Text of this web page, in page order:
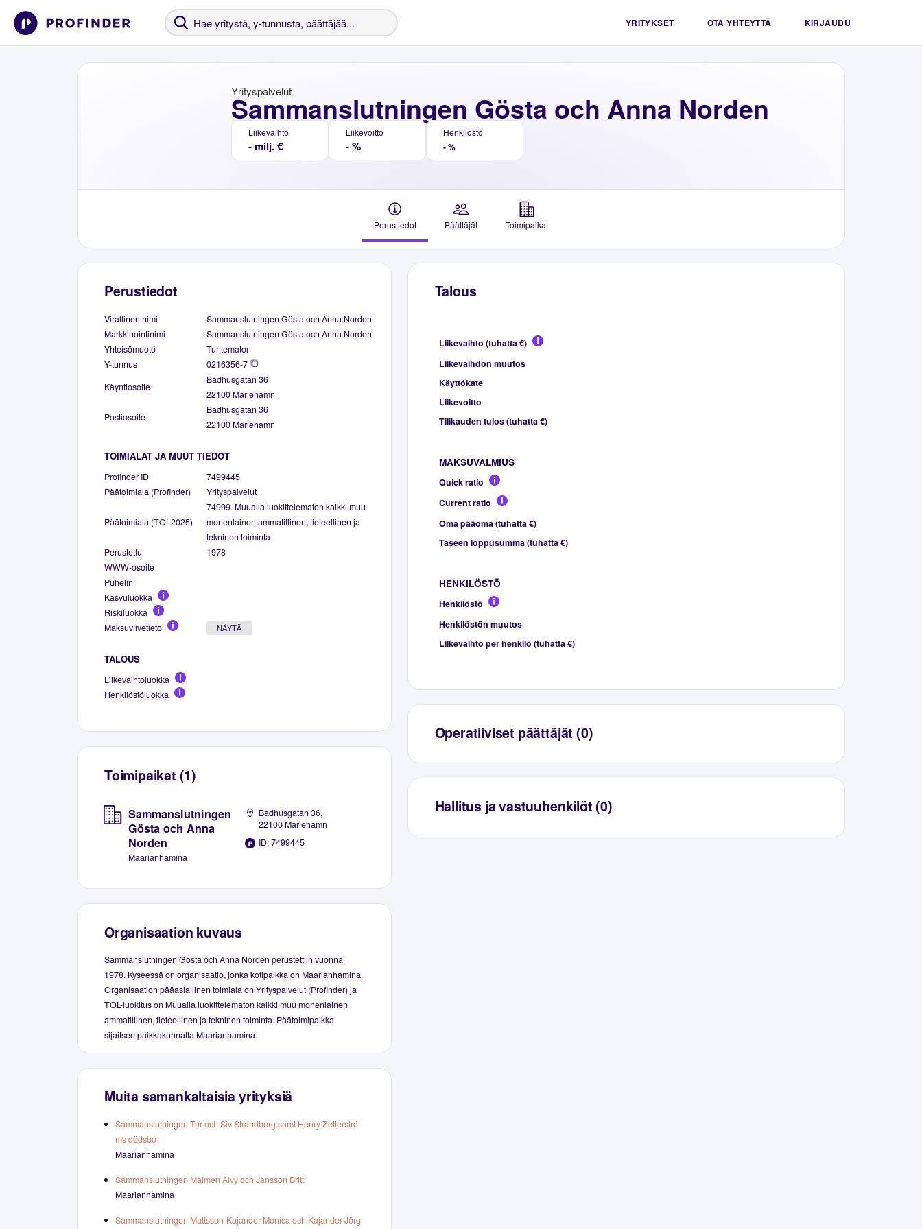
YRITYKSET OTA YHTEYTTÄ KIRJAUDU
Sammanslutningen Gösta och Anna Norden
Yrityspalvelut
Liikevaihto
- milj. €
Liikevoitto
- %
Henkilöstö
- %
Perustiedot Päättäjät Toimipaikat
Perustiedot
Virallinen nimi
Sammanslutningen Gösta och Anna Norden
Markkinointinimi
Sammanslutningen Gösta och Anna Norden
Yhteisömuoto
Tuntematon
Y-tunnus
0216356-7
Käyntiosoite
Badhusgatan 36
22100 Mariehamn
Postiosoite
Badhusgatan 36
22100 Mariehamn
TOIMIALAT JA MUUT TIEDOT
Profinder ID
7499445
Päätoimiala (Profinder)
Yrityspalvelut
Päätoimiala (TOL2025)
74999. Muualla luokittelematon kaikki muu
monenlainen ammatillinen, tieteellinen ja
tekninen toiminta
Perustettu
1978
WWW-osoite
Puhelin
Kasvuluokka
Riskiluokka
Maksuviivetieto
NÄYTÄ
TALOUS
Liikevaihtoluokka
Henkilöstöluokka
Toimipaikat (1)
Sammanslutningen
Gösta och Anna
Norden
Maarianhamina
Badhusgatan 36,
22100 Mariehamn
ID: 7499445
Organisaation kuvaus
Sammanslutningen Gösta och Anna Norden perustettiin vuonna
1978. Kyseessä on organisaatio, jonka kotipaikka on Maarianhamina.
Organisaation pääasiallinen toimiala on Yrityspalvelut (Profinder) ja
TOL-luokitus on Muualla luokittelematon kaikki muu monenlainen
ammatillinen, tieteellinen ja tekninen toiminta. Päätoimipaikka
sijaitsee paikkakunnalla Maarianhamina.
Muita samankaltaisia yrityksiä
Sammanslutningen Tor och Siv Strandberg samt Henry Zetterströ
ms dödsbo
Maarianhamina
Sammanslutningen Malmen Alvy och Jansson Britt
Maarianhamina
Sammanslutningen Mattsson-Kajander Monica och Kajander Jörg
Talous
Liikevaihto (tuhatta €)
Liikevaihdon muutos
Käyttökate
Liikevoitto
Tilikauden tulos (tuhatta €)
MAKSUVALMIUS
Quick ratio
Current ratio
Oma pääoma (tuhatta €)
Taseen loppusumma (tuhatta €)
HENKILÖSTÖ
Henkilöstö
Henkilöstön muutos
Liikevaihto per henkilö (tuhatta €)
Operatiiviset päättäjät (0)
Hallitus ja vastuuhenkilöt (0)